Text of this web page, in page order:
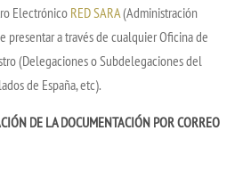
ElectrónicoRED SARA(Administración
presentar a través de cualquier Oficina de
(Delegaciones o Subdelegaciones del
de España, etc).
DE LA DOCUMENTACIÓN POR CORREO